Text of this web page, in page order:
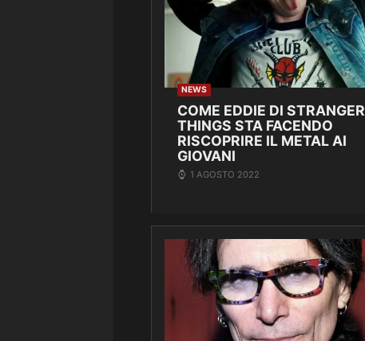
NEWS
COME EDDIE DI STRANGER
THINGS STA FACENDO
RISCOPRIRE IL METAL AI
GIOVANI
1 AGOSTO 2022